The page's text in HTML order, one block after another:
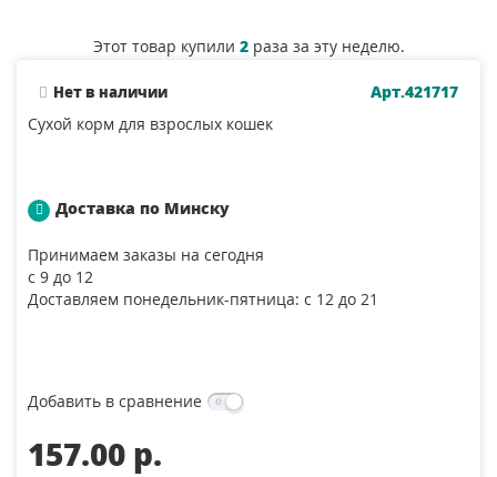
Этот товар купили 2раза за эту неделю.
Нет в наличии
Арт.421717
Сухой корм для взрослых кошек
Доставка по Минску
Принимаем заказы на сегодня
с 9 до 12
Доставляем понедельник-пятница: с 12 до 21
Добавить в сравнение
157.00 p.